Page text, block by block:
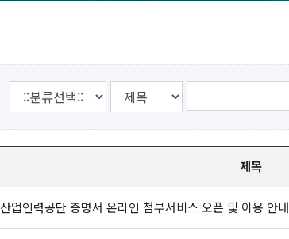
제목
산업인력공단 증명서 온라인 첨부서비스 오픈 및 이용 안내